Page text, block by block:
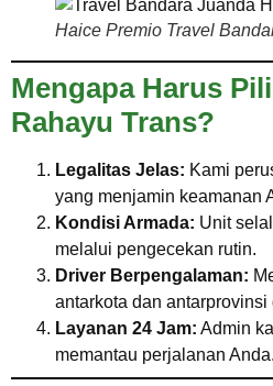
Haice Premio Travel
Mengapa Harus
Rahayu Trans?
Legalitas Jelas: Kami
yang menjamin keamanan
Kondisi Armada: Unit
melalui pengecekan rutin.
Driver Berpengalaman:
antarkota dan
Layanan 24 Jam: Admin
memantau perjalanan Anda.